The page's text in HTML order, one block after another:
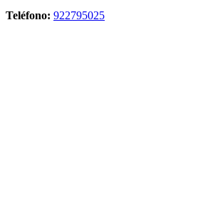
Teléfono: 922795025